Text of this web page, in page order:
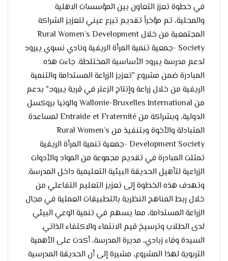
في خطوة تعزز التعاون بين المؤسسات الاهلية
والمحلية، تم مؤخراً تقديم تبرع عيني لتعزيز الشراكة
المجتمعية من خلال Rural Women’s Development
Society -جمعية تنمية المرأة الريفية ونادي نسوي يبرود
لدعم مدرسة يبرود الأساسية المختلطة. جاءت هذه
المبادرة ضمن مشروع "تعزيز الزراعة المستدامة والتنمية
الريفية من خلال زراعة وإنتاج الزعتر في قرية يبرود." بدعم
من Wallonie-Bruxelles International والونيا بروكسل
الدولية، وبشراكة من Entraide et Fraternité لمساعدة
المتبادلة والأخوة وبتنفيذ من Rural Women’s
Development Society -جمعية تنمية المرأة الريفية
تمثلت المبادرة في تقديم مجموعة من المواد والأدوات
الزراعية لتأهيل الحديقة البيئية التعليمية داخل المدرسة.
وتهدف هذه الخطوة إلى تعزيز التعليم التفاعلي من
خلال ربط المناهج النظرية بالتطبيقات العملية في مجال
الزراعة المستدامة، مما يسهم في تنمية الوعي البيئي
لدى الطلاب وترسيخ قيم الانتماء والاكتفاء الذاتي.
السيدة وفاء زبادي، مديرة المدرسة، أكدت على الأهمية
التربوية لهذا المشروع، مشيرة إلى أن الحديقة المدرسية